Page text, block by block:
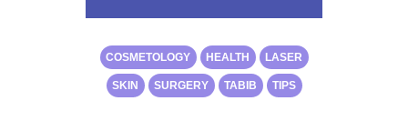
COSMETOLOGY HEALTH LASER
SKIN SURGERY TABIB TIPS